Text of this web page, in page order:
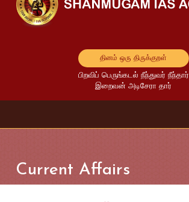
தினம் ஒரு திருக்குறள்
பிறவிப் பெருங்கடல் நீந்துவர் நீந்தார்
இறைவன் அடிசேரா தார்
Current Affairs